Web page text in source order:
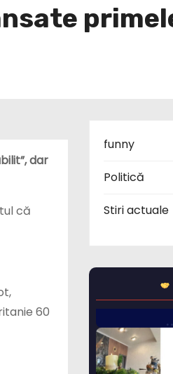
dar
că
60
funny
Politică
Stiri actuale